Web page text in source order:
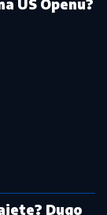
mu najviše